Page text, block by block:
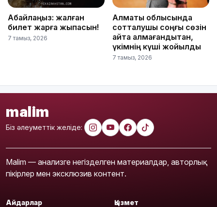
Абайлаңыз: жалған
билет жарға жықпасын!
7 тамыз, 2026
Алматы облысында
сотталушы соңғы сөзін
айта алмағандықтан,
үкімнің күші жойылды
7 тамыз, 2026
malim
Біз әлеуметтік желіде:
Malim — анализге негізделген материалдар, авторлық
пікірлер мен эксклюзив контент.
Айдарлар Қызмет